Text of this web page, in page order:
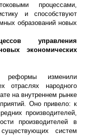
процессами,
и способствуют
образований новых
управления
экономических
реформы изменили
отраслях народного
на внутреннем рынке
Оно привело: к
производителей,
производителей в
существующих систем